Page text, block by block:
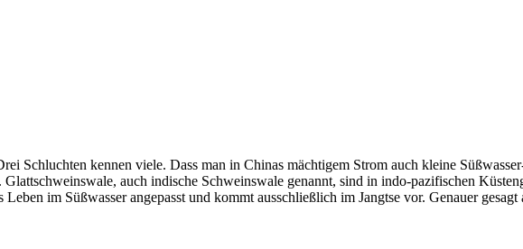
Schluchten kennen viele. Dass man in Chinas mächtigem Strom auch kleine
auch indische Schweinswale genannt, sind in indo-pazifischen
im Süßwasser angepasst und kommt ausschließlich im Jangtse vor. Genauer